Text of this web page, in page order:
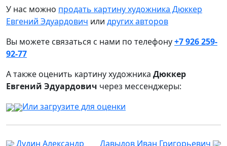
У нас можно продать картину художника Дюккер
Евгений Эдуардович или других авторов
Вы можете связаться с нами по телефону+7 926 259-
92-77
А также оценить картину художника Дюккер
Евгений Эдуардович через мессенджеры:
Или загрузите для оценки
Дудин Александр Давыдов Иван Григорьевич